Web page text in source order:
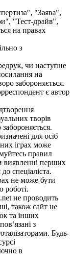
"Заява",
"Тест-драйв",
на правах
з
чи наступне
на
забороняється.
є автор
творів
для осіб
іграх може
правил
виявленні перших
спеціаліста.
не може бути
роботі.
не проводить
також сайт не
та інших
з
Будь-
в